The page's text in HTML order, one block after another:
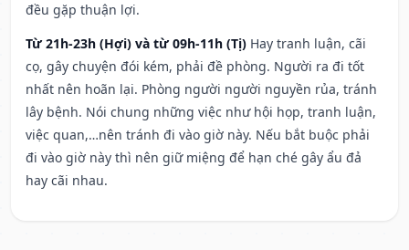
đều gặp thuận lợi.
Từ 21h-23h (Hợi) và từ 09h-11h (Tị) Hay tranh luận, cãi
cọ, gây chuyện đói kém, phải đề phòng. Người ra đi tốt
nhất nên hoãn lại. Phòng người người nguyền rủa, tránh
lây bệnh. Nói chung những việc như hội họp, tranh luận,
việc quan,…nên tránh đi vào giờ này. Nếu bắt buộc phải
đi vào giờ này thì nên giữ miệng để hạn ché gây ẩu đả
hay cãi nhau.